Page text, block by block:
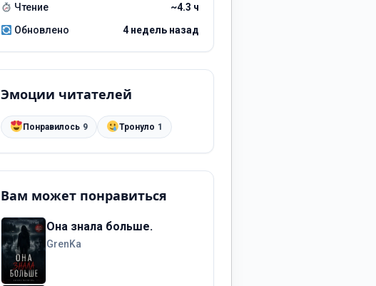
Чтение
~4.3 ч
Обновлено
4 недель назад
Эмоции читателей
Понравилось 9 Тронуло 1
Вам может понравиться
Она знала больше.
GrenKa